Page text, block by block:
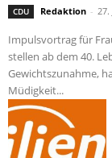
CDU Redaktion - 27.
Impulsvortrag für
stellen ab dem 40.
Gewichtszunahme,
Müdigkeit...